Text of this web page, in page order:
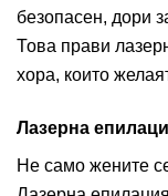
безопасен, дори
Това прави
хора, които
Лазерна
Не само жените